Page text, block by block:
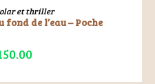
SUITEet thriller
fond de l’eau – Poche